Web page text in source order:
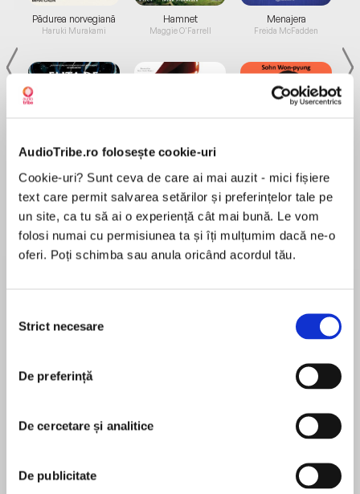
AudioTribe.ro folosește cookie-uri
Cookie-uri? Sunt ceva de care ai mai auzit - mici fișiere
text care permit salvarea setărilor și preferințelor tale pe
un site, ca tu să ai o experiență cât mai bună. Le vom
folosi numai cu permisiunea ta și îți mulțumim dacă ne-o
oferi. Poți schimba sau anula oricând acordul tău.
consimțământului
Strict necesare
De preferință
De cercetare și analitice
De publicitate
Pădurea norvegiană
Haruki Murakami
de...
Dani Francis
Hamnet
Maggie O'Farrell
la...
Lauren Weisberger
Menajera
Freida McFadden
Sohn Won-pyung
Despre
first moon landing, New York Times bestselling
author and historian Douglas Brinkley delivers a
heroism, bravery, and patriotism: America’s
July 20, 1969. It’s a day that has earned a spot in
nation to succeed in sending two astronauts—
În acest moment nu există recenzii
pentru această carte
Douglas Brinkley